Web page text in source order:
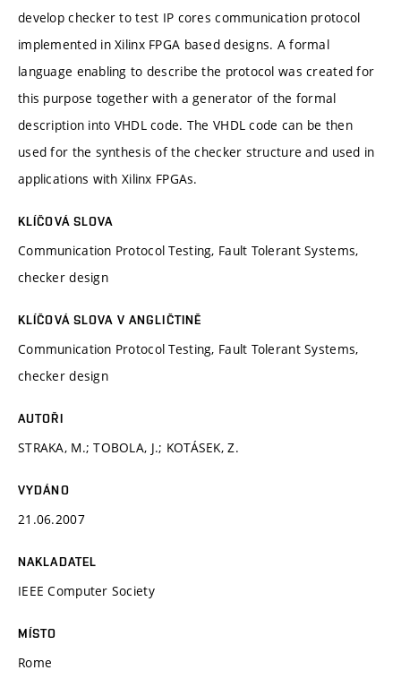
develop checker to test IP cores communication protocol
implemented in Xilinx FPGA based designs. A formal
language enabling to describe the protocol was created for
this purpose together with a generator of the formal
description into VHDL code. The VHDL code can be then
used for the synthesis of the checker structure and used in
applications with Xilinx FPGAs.
KLÍČOVÁ SLOVA
Communication Protocol Testing, Fault Tolerant Systems,
checker design
KLÍČOVÁ SLOVA V ANGLIČTINĚ
Communication Protocol Testing, Fault Tolerant Systems,
checker design
AUTOŘI
STRAKA, M.; TOBOLA, J.; KOTÁSEK, Z.
VYDÁNO
21.06.2007
NAKLADATEL
IEEE Computer Society
MÍSTO
Rome